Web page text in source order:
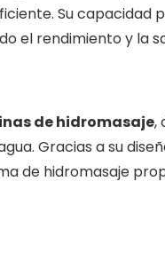
Su capacidad
el rendimiento y la
de hidromasaje,
Gracias a su
de hidromasaje